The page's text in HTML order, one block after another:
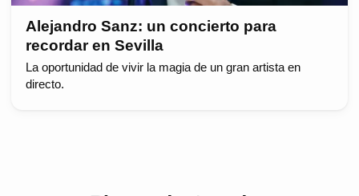
Alejandro Sanz: un concierto para
recordar en Sevilla
La oportunidad de vivir la magia de un gran artista en
directo.